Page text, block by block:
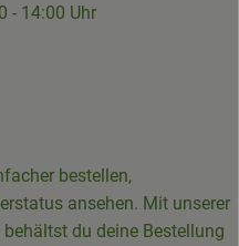
- 14:00 Uhr
bestellen,
ansehen. Mit unserer
behältst du deine Bestellung